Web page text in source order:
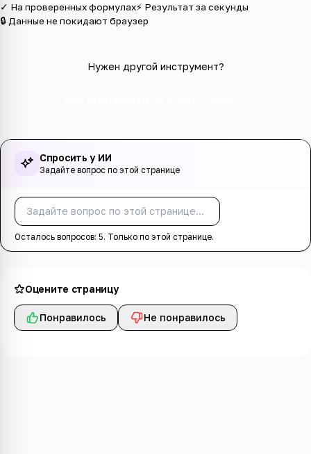
✓ На проверенных формулах⚡ Результат за секунды
🔒 Данные не покидают браузер
Нужен другой инструмент?
Спросить у ИИ
Задайте вопрос по этой странице
Осталось вопросов: 5. Только по этой странице.
Оцените страницу
Понравилось Не понравилось